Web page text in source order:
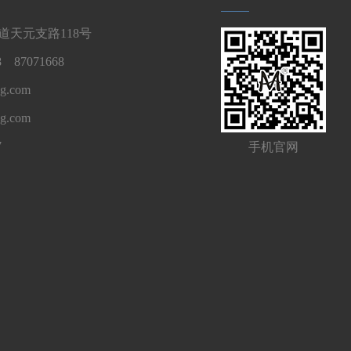
天元支路118号
87071668
手机官网